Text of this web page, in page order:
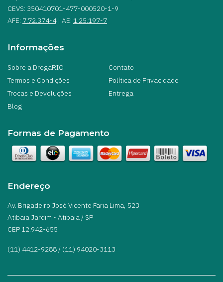
CEVS: 350410701-477-000520-1-9
AFE: 7.72.374-4| AE: 1.25.197-7
Informações
Sobre a DrogaRIO
Contato
Termos e Condições
Política de Privacidade
Trocas e Devoluções
Entrega
Blog
Formas de Pagamento
Endereço
Av. Brigadeiro José Vicente Faria Lima, 523
Atibaia Jardim - Atibaia / SP
CEP 12.942-655
(11) 4412-9288 / (11) 94020-3113